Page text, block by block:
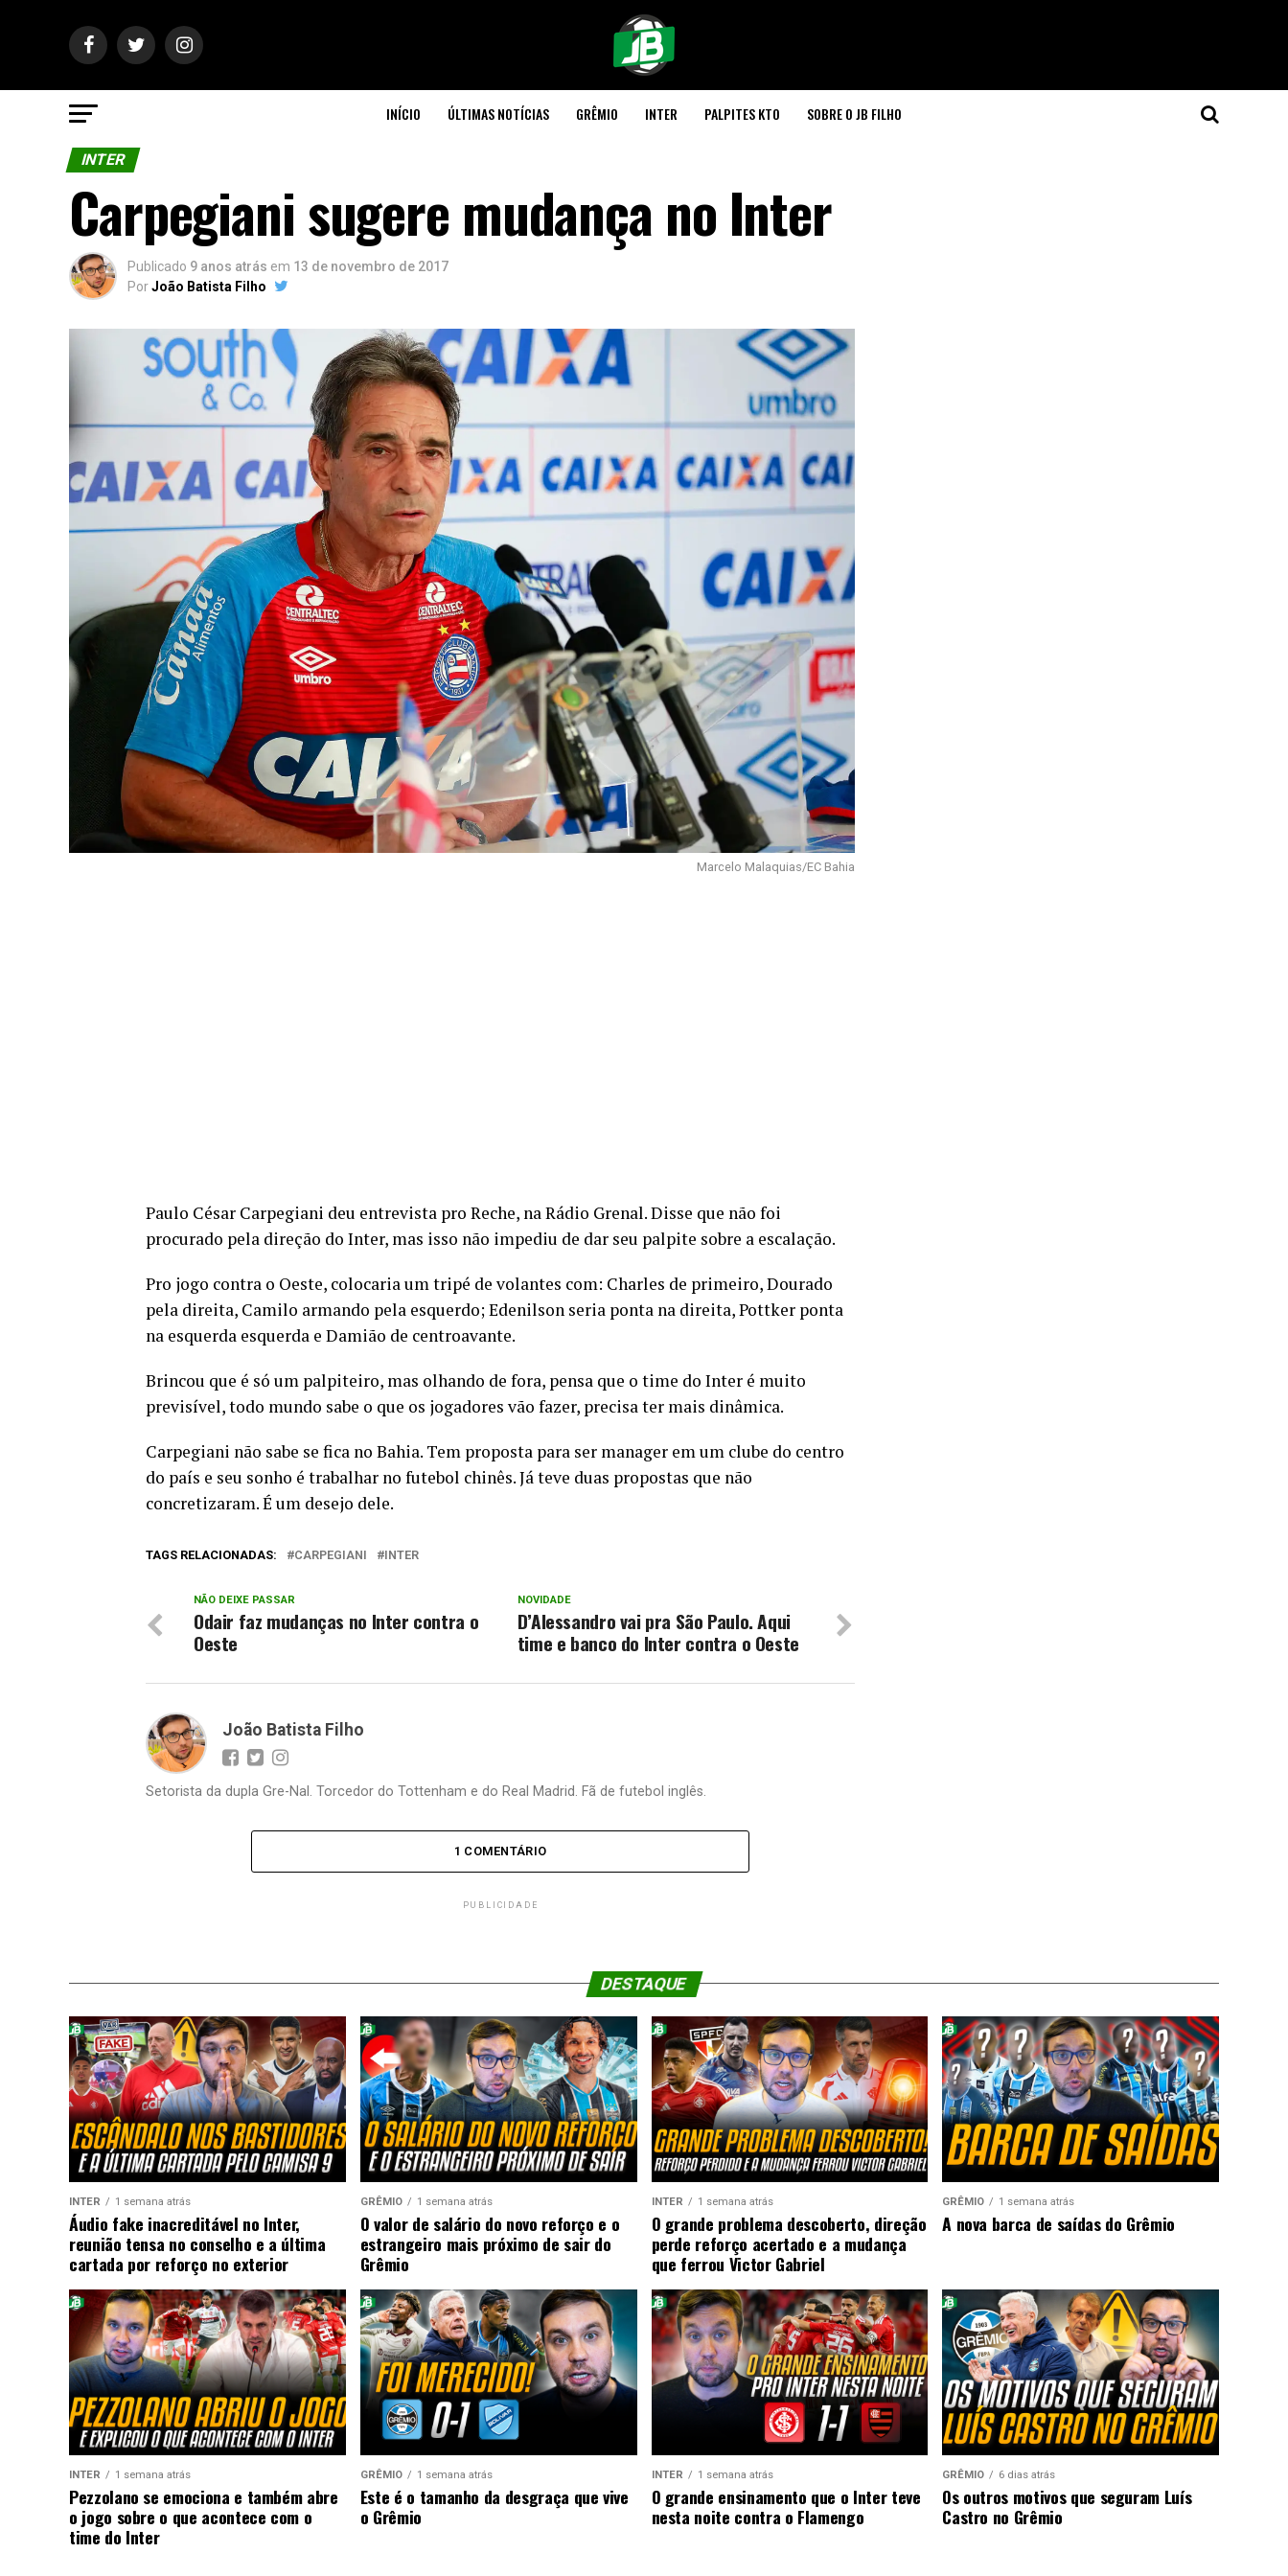
INÍCIO ÚLTIMAS NOTÍCIAS GRÊMIO INTER PALPITES KTO SOBRE O JB FILHO
INTER
Carpegiani sugere mudança no Inter
Publicado 9 anos atrás em 13 de novembro de 2017
PorJoão Batista Filho
Marcelo Malaquias/EC Bahia
Paulo César Carpegiani deu entrevista pro Reche, na Rádio Grenal. Disse que não foi
procurado pela direção do Inter, mas isso não impediu de dar seu palpite sobre a escalação.
Pro jogo contra o Oeste, colocaria um tripé de volantes com: Charles de primeiro, Dourado
pela direita, Camilo armando pela esquerdo; Edenilson seria ponta na direita, Pottker ponta
na esquerda esquerda e Damião de centroavante.
Brincou que é só um palpiteiro, mas olhando de fora, pensa que o time do Inter é muito
previsível, todo mundo sabe o que os jogadores vão fazer, precisa ter mais dinâmica.
Carpegiani não sabe se fica no Bahia. Tem proposta para ser manager em um clube do centro
do país e seu sonho é trabalhar no futebol chinês. Já teve duas propostas que não
concretizaram. É um desejo dele.
TAGS RELACIONADAS: CARPEGIANI INTER
NOVIDADE
D’Alessandro vai pra São Paulo. Aqui
time e banco do Inter contra o Oeste
NÃO DEIXE PASSAR
Odair faz mudanças no Inter contra o
Oeste
João Batista Filho
Setorista da dupla Gre-Nal. Torcedor do Tottenham e do Real Madrid. Fã de futebol inglês.
1 COMENTÁRIO
PUBLICIDADE
DESTAQUE
INTER 1 semana atrás
Áudio fake inacreditável no Inter,
reunião tensa no conselho e a última
cartada por reforço no exterior
GRÊMIO 1 semana atrás
O valor de salário do novo reforço e o
estrangeiro mais próximo de sair do
Grêmio
INTER 1 semana atrás
O grande problema descoberto, direção
perde reforço acertado e a mudança
que ferrou Victor Gabriel
GRÊMIO 1 semana atrás
A nova barca de saídas do Grêmio
INTER 1 semana atrás
Pezzolano se emociona e também abre
o jogo sobre o que acontece com o
time do Inter
GRÊMIO 1 semana atrás
Este é o tamanho da desgraça que vive
o Grêmio
INTER 1 semana atrás
O grande ensinamento que o Inter teve
nesta noite contra o Flamengo
GRÊMIO 6 dias atrás
Os outros motivos que seguram Luís
Castro no Grêmio